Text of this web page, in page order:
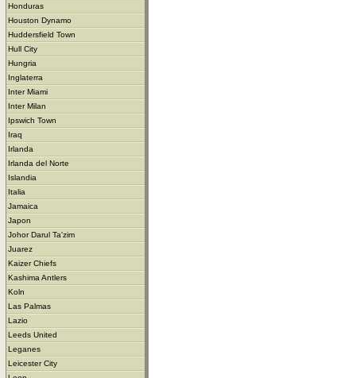
Honduras
Houston Dynamo
Huddersfield Town
Hull City
Hungria
Inglaterra
Inter Miami
Inter Milan
Ipswich Town
Iraq
Irlanda
Irlanda del Norte
Islandia
Italia
Jamaica
Japon
Johor Darul Ta'zim
Juarez
Kaizer Chiefs
Kashima Antlers
Koln
Las Palmas
Lazio
Leeds United
Leganes
Leicester City